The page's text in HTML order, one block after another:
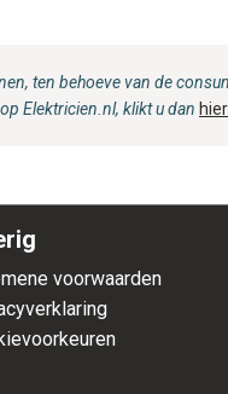
ten behoeve van de
Elektricien.nl, klikt u dan hier
voorwaarden